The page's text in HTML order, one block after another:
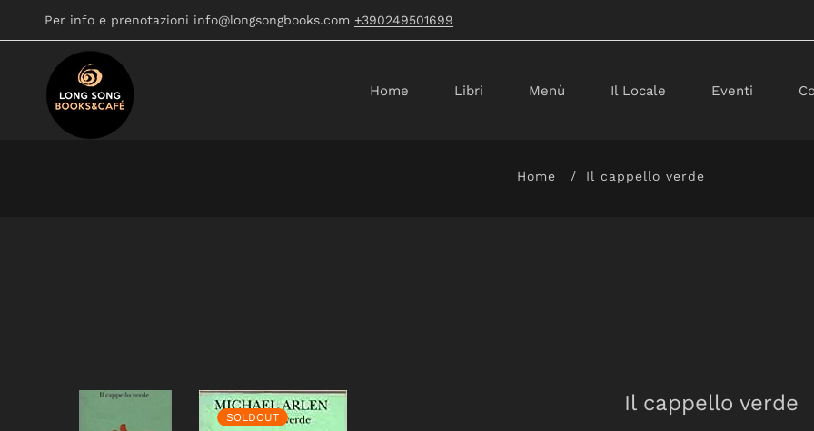
Per info e prenotazioni info@longsongbooks.com +390249501699
Home Libri Menù Il Locale Eventi
Home Il cappello verde
SOLDOUT
Il cappello verde